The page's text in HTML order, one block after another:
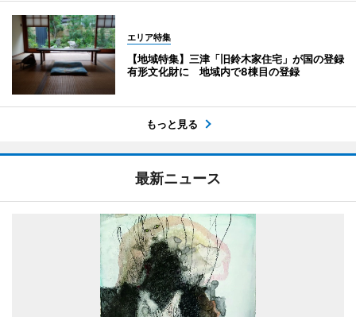
エリア特集
【地域特集】三津「旧鈴木家住宅」が国の登録
有形文化財に 地域内で8棟目の登録
もっと見る
最新ニュース